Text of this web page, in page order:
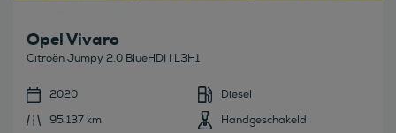
Opel Vivaro
Citroën Jumpy 2.0 BlueHDI I L3H1
2020
Diesel
95.137 km
Handgeschakeld